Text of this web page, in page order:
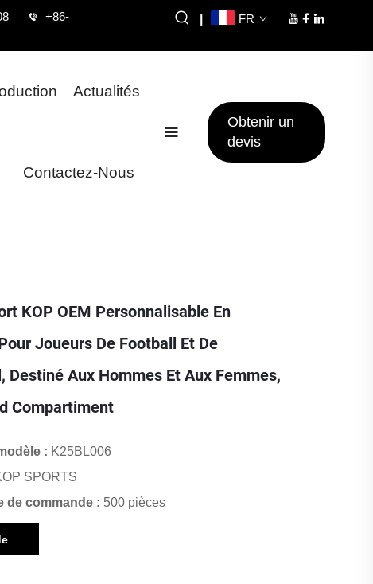
+86-
FR
Actualités
Contactez-Nous
Obtenir un
devis
KOP OEM Personnalisable En
Joueurs De Football Et De
Destiné Aux Hommes Et Aux Femmes,
Compartiment
: K25BL006
SPORTS
de commande : 500 pièces